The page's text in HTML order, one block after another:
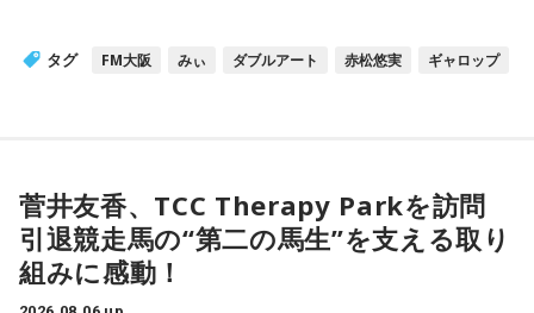
タグ FM大阪 みぃ ダブルアート 赤松悠実 ギャロップ
菅井友香、TCC Therapy Parkを訪問
引退競走馬の“第二の馬生”を支える取り
組みに感動！